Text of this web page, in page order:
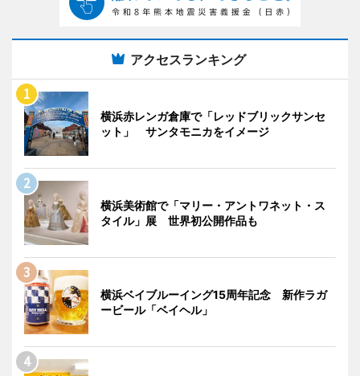
アクセスランキング
横浜赤レンガ倉庫で「レッドブリックサンセ
ット」 サンタモニカをイメージ
横浜美術館で「マリー・アントワネット・ス
タイル」展 世界初公開作品も
横浜ベイブルーイング15周年記念 新作ラガ
ービール「ベイヘル」